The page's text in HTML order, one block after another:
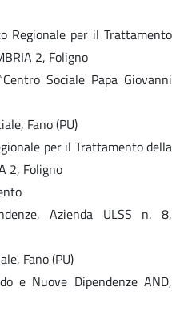
Regionale per il Trattamento
2, Foligno
Sociale Papa Giovanni
Fano (PU)
per il Trattamento della
2, Foligno
Azienda ULSS n. 8,
Fano (PU)
e Nuove Dipendenze AND,